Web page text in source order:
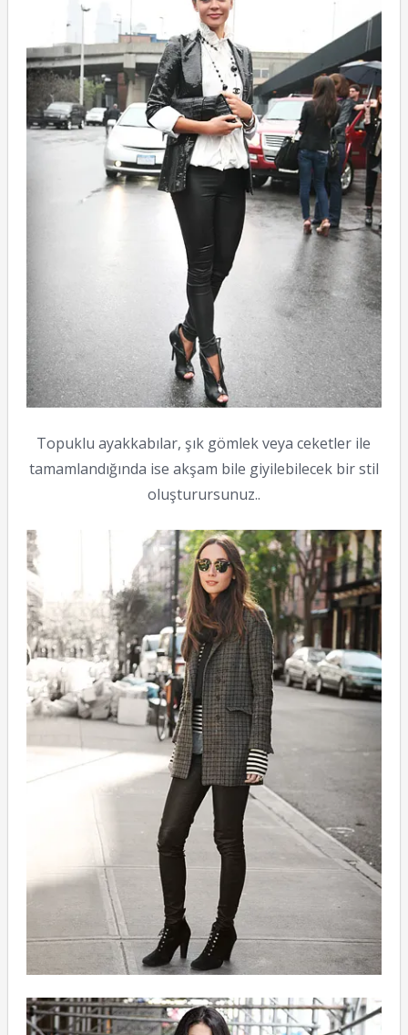
Topuklu ayakkabılar, şık gömlek veya ceketler ile
tamamlandığında ise akşam bile giyilebilecek bir stil
oluşturursunuz..